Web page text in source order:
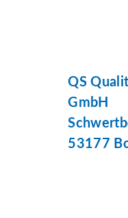
QS
GmbH
53177